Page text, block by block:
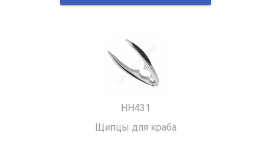
HH431
Щипцы для краба